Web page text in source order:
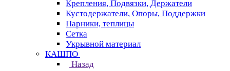
Крепления, Подвязки, Держатели
Кустодержатели, Опоры, Поддержки
Парники, теплицы
Сетка
Укрывной материал
КАШПО
Назад